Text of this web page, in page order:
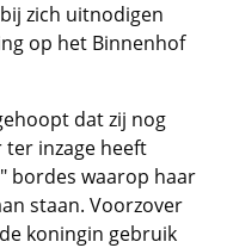
zich uitnodigen
op het Binnenhof
dat zij nog
inzage heeft
bordes waarop haar
staan. Voorzover
koningin gebruik